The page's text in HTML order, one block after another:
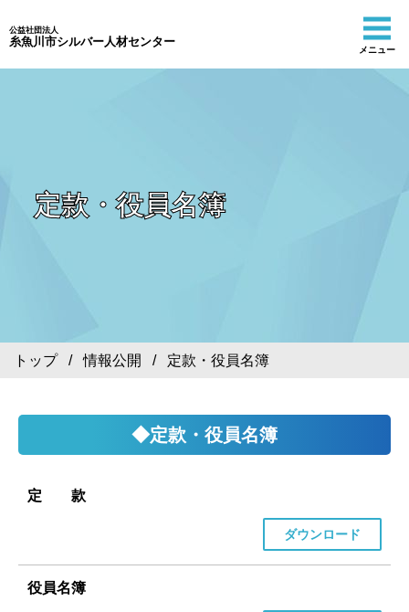
公益社団法人
糸魚川市シルバー人材センター
メニュー
定款・役員名簿
トップ/情報公開 / 定款・役員名簿
◆定款・役員名簿
定 款
ダウンロード
役員名簿